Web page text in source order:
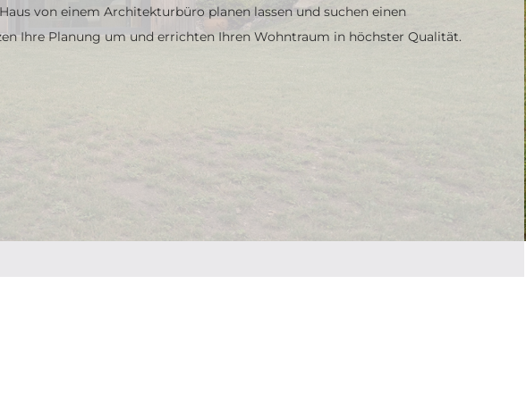
von einem Architekturbüro planen lassen und suchen einen
Ihre Planung um und errichten Ihren Wohntraum in höchster Qualität.